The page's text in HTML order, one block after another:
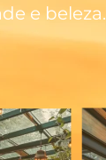
e beleza.